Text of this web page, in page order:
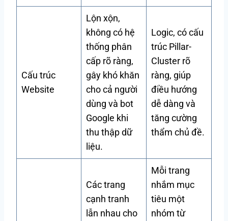
Cấu trúc
Website
Lộn xộn,
không có hệ
thống phân
cấp rõ ràng,
gây khó khăn
cho cả người
dùng và bot
Google khi
thu thập dữ
liệu.
Logic, có cấu
trúc Pillar-
Cluster rõ
ràng, giúp
điều hướng
dễ dàng và
tăng cường
thẩm chủ đề.
Các trang
cạnh tranh
lẫn nhau cho
Mỗi trang
nhắm mục
tiêu một
nhóm từ